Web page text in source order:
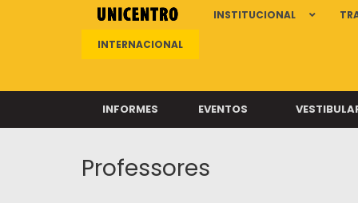
INSTITUCIONAL
INTERNACIONAL
INFORMES EVENTOS
Professores